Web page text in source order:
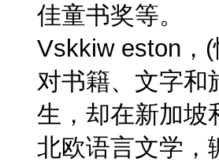
佳童书奖等。
Vskkiw eston，
对书籍、文字和
生，却在新加坡
北欧语言文学，